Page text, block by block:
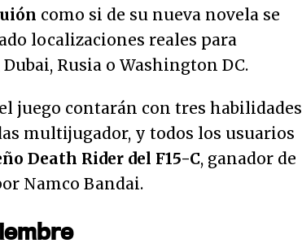
como si de su nueva novela se
localizaciones reales para
Rusia o Washington DC.
juego contarán con tres habilidades
multijugador, y todos los usuarios
Death Rider del F15-C, ganador de
Namco Bandai.